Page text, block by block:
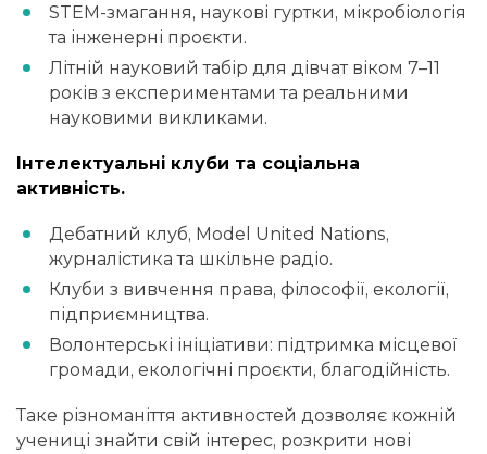
STEM-змагання, наукові гуртки, мікробіологія
та інженерні проєкти.
Літній науковий табір для дівчат віком 7–11
років з експериментами та реальними
науковими викликами.
Інтелектуальні клуби та соціальна
активність.
Дебатний клуб, Model United Nations,
журналістика та шкільне радіо.
Клуби з вивчення права, філософії, екології,
підприємництва.
Волонтерські ініціативи: підтримка місцевої
громади, екологічні проєкти, благодійність.
Таке різноманіття активностей дозволяє кожній
учениці знайти свій інтерес, розкрити нові